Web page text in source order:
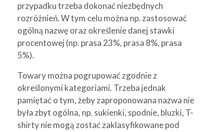
przypadku trzeba dokonać niezbędnych
rozróżnień. W tym celu można np. zastosować
ogólną nazwę oraz określenie danej stawki
procentowej (np. prasa 23%, prasa 8%, prasa
5%).
Towary można pogrupować zgodnie z
określonymi kategoriami. Trzeba jednak
pamiętać o tym, żeby zaproponowana nazwa nie
była zbyt ogólna, np. sukienki, spodnie, bluzki, T-
shirty nie mogą zostać zaklasyfikowane pod